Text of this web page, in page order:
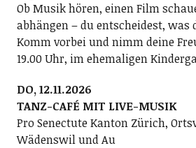
Ob Musik hören, einen Film
abhängen – du entscheidest,
Komm vorbei und nimm deine
19.00 Uhr, im ehemaligen
DO, 12.11.2026
TANZ-CAFÉ MIT LIVE-MUSIK
Pro Senectute Kanton Zürich,
Wädenswil und Au